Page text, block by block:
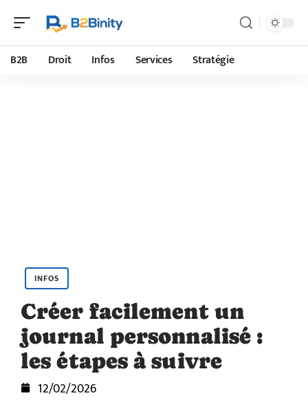
B2B Droit Infos Services Stratégie
INFOS
Créer facilement un
journal personnalisé :
les étapes à suivre
12/02/2026